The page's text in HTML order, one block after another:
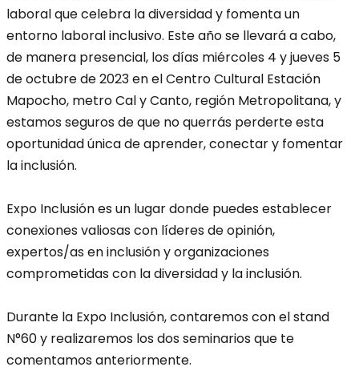
laboral que celebra la diversidad y fomenta un
entorno laboral inclusivo. Este año se llevará a cabo,
de manera presencial, los días miércoles 4 y jueves 5
de octubre de 2023 en el Centro Cultural Estación
Mapocho, metro Cal y Canto, región Metropolitana, y
estamos seguros de que no querrás perderte esta
oportunidad única de aprender, conectar y fomentar
la inclusión.
Expo Inclusión es un lugar donde puedes establecer
conexiones valiosas con líderes de opinión,
expertos/as en inclusión y organizaciones
comprometidas con la diversidad y la inclusión.
Durante la Expo Inclusión, contaremos con el stand
N°60 y realizaremos los dos seminarios que te
comentamos anteriormente.